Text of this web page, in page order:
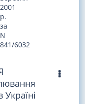
2001
р.
за
N
841/6032
Україні